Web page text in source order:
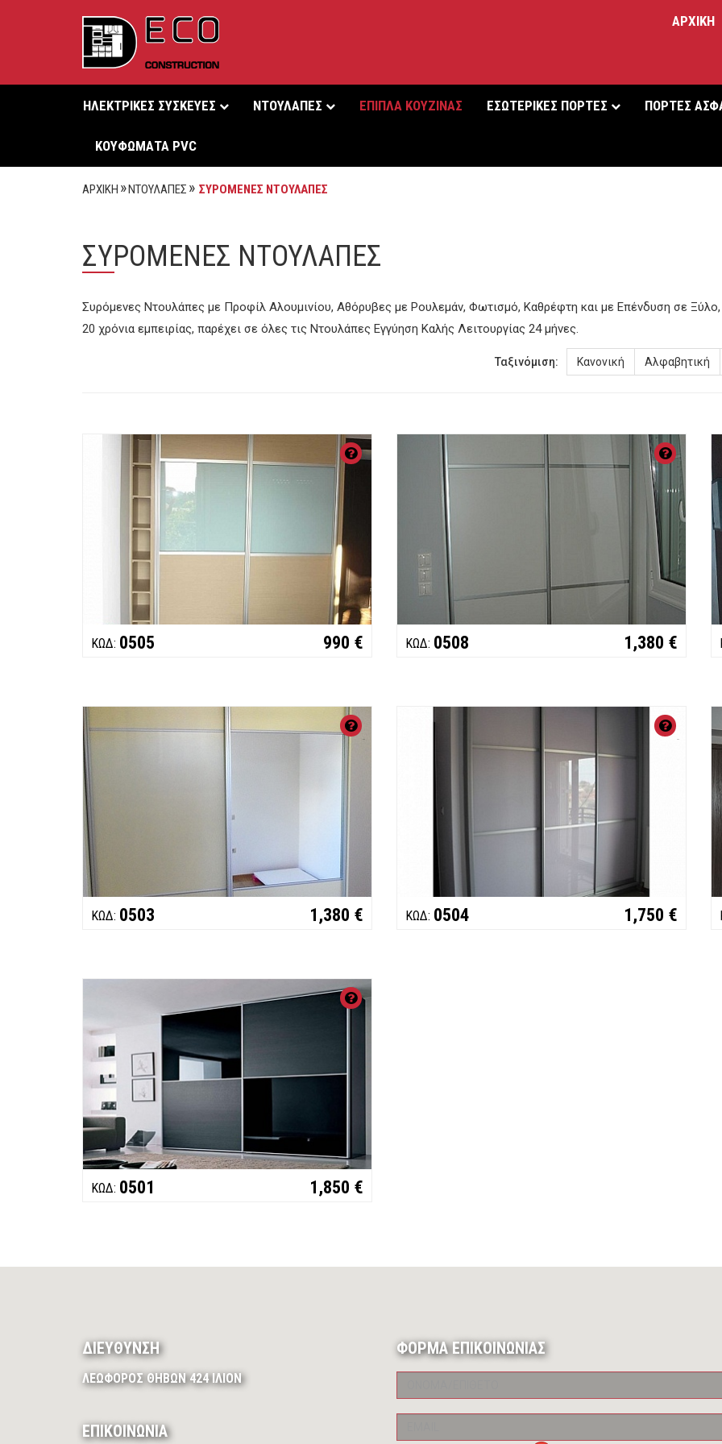
ΑΡΧΙΚΗ
HΛΕΚΤΡΙΚΕΣ ΣΥΣΚΕΥΕΣ ΝΤΟΥΛΑΠΕΣ ΕΠΙΠΛΑ ΚΟΥΖΙΝΑΣ ΕΣΩΤΕΡΙΚΕΣ ΠΟΡΤΕΣ ΠΟΡΤΕΣ
ΚΟΥΦΩΜΑΤΑ PVC
ΑΡΧΙΚΗ ΝΤΟΥΛΑΠΕΣ ΣΥΡΟΜΕΝΕΣ ΝΤΟΥΛΑΠΕΣ
ΣΥΡΟΜΕΝΕΣ ΝΤΟΥΛΑΠΕΣ
Συρόμενες Ντουλάπες με Προφίλ Αλουμινίου, Αθόρυβες με Ρουλεμάν, Φωτισμό, Καθρέφτη και με Επένδυση σε
20 χρόνια εμπειρίας, παρέχει σε όλες τις Ντουλάπες Εγγύηση Καλής Λειτουργίας 24 μήνες.
Ταξινόμιση: Κανονική Αλφαβητική
ΚΩΔ: 0505 990 €
ΧΑΡΑΚΤΗΡΙΣΤΙΚΑ:
blum
SHELMAN
ΚΩΔ: 0508 1,380 €
ΚΩΔ: 0503 1,380 €
ΧΑΡΑΚΤΗΡΙΣΤΙΚΑ:
SHELMAN
ΚΩΔ: 0504 1,750 €
Κουτιά
ΚΩΔ: 0501 1,850 €
ΧΑΡΑΚΤΗΡΙΣΤΙΚΑ:
ΔΙΕΥΘΥΝΣΗ
ΛΕΩΦΟΡΟΣ ΘΗΒΩΝ 424 ΙΛΙΟΝ
ΕΠΙΚΟΙΝΩΝΙΑ
ΦΟΡΜΑ ΕΠΙΚΟΙΝΩΝΙΑΣ